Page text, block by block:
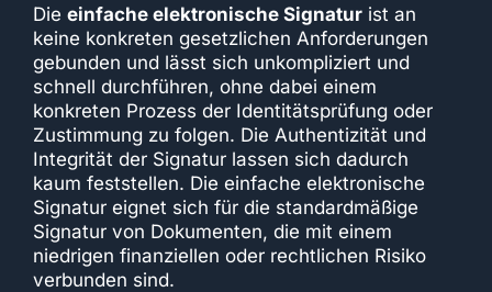
Die einfache elektronische Signaturist an
keine konkreten gesetzlichen Anforderungen
gebunden und lässt sich unkompliziert und
schnell durchführen, ohne dabei einem
konkreten Prozess der Identitätsprüfung oder
Zustimmung zu folgen. Die Authentizität und
Integrität der Signatur lassen sich dadurch
kaum feststellen. Die einfache elektronische
Signatur eignet sich für die standardmäßige
Signatur von Dokumenten, die mit einem
niedrigen finanziellen oder rechtlichen Risiko
verbunden sind.